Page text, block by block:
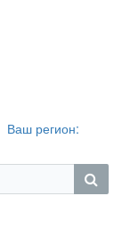
Ваш регион: